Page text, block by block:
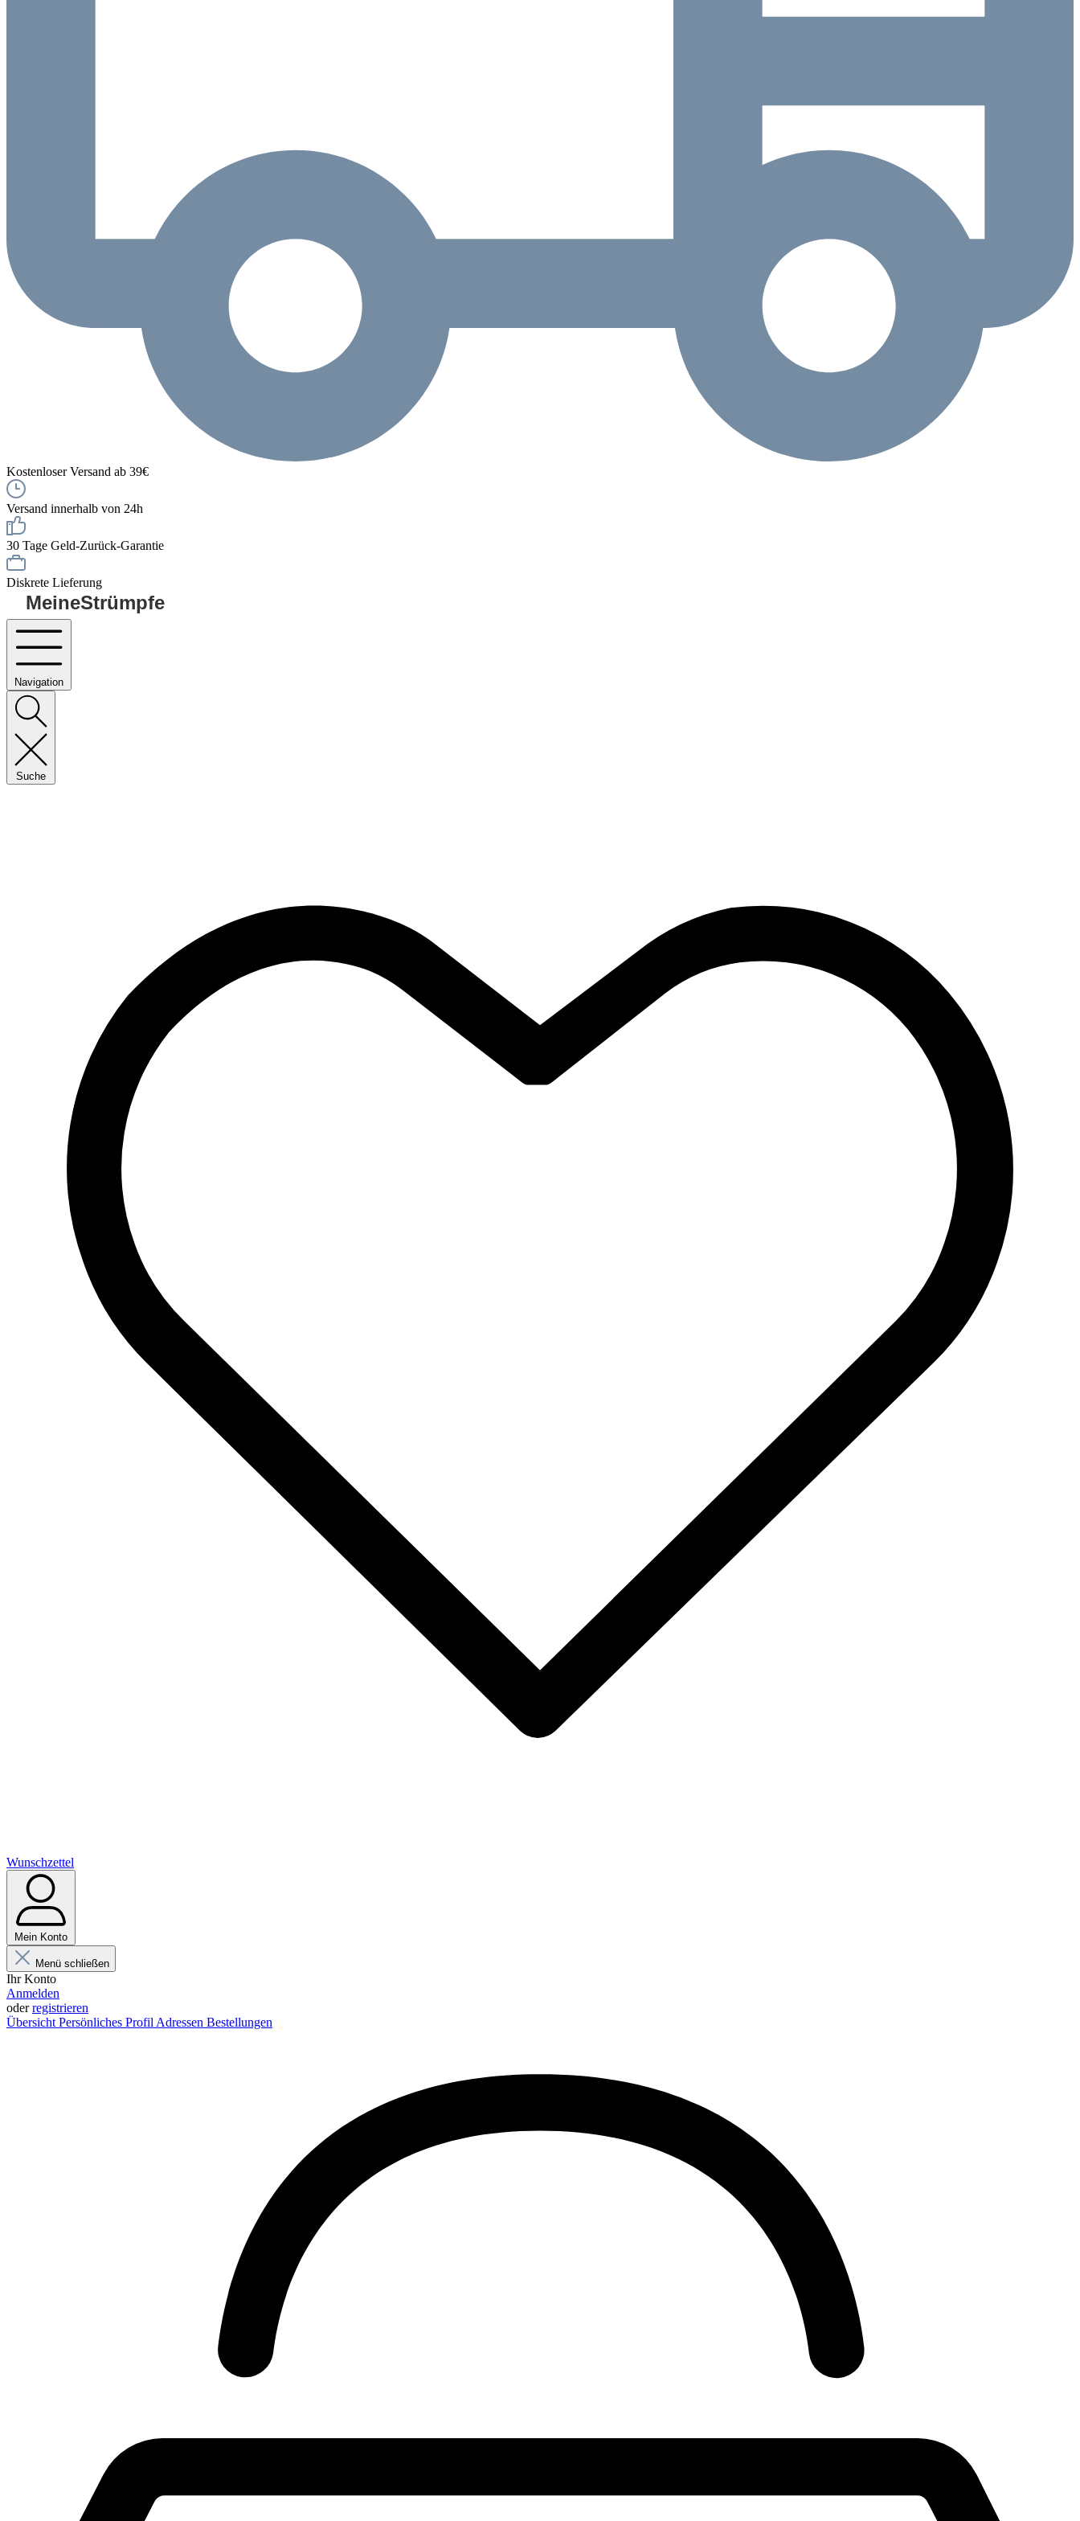
Kostenloser Versand ab 39€
Versand innerhalb von 24h
30 Tage Geld-Zurück-Garantie
Diskrete Lieferung
MeineStrümpfe
Navigation
Suche
Wunschzettel
Mein Konto
Menü schließen
Ihr Konto
Anmelden
oderregistrieren
Übersicht Persönliches Profil Adressen Bestellungen